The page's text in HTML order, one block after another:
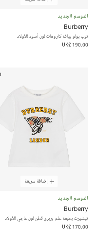
الموسم الجديد
Burberry
توب بولو بياقة كاروهات لون أسود للأولاد
UK£ 190.00
إضافة سريعة
الموسم الجديد
Burberry
تيشيرت بطبعة علم بربري قطن لون عاجي للأولاد
UK£ 170.00